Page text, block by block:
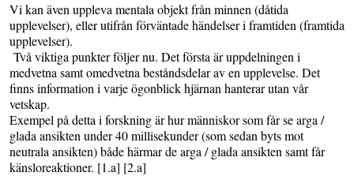
Vi kan även uppleva mentala objekt från minnen (dåtida
upplevelser), eller utifrån förväntade händelser i framtiden (framtida
upplevelser).
Två viktiga punkter följer nu. Det första är uppdelningen i
medvetna samt omedvetna beståndsdelar av en upplevelse. Det
finns information i varje ögonblick hjärnan hanterar utan vår
vetskap.
Exempel på detta i forskning är hur människor som får se arga /
glada ansikten under 40 millisekunder (som sedan byts mot
neutrala ansikten) både härmar de arga / glada ansikten samt får
känsloreaktioner. [1.a] [2.a]